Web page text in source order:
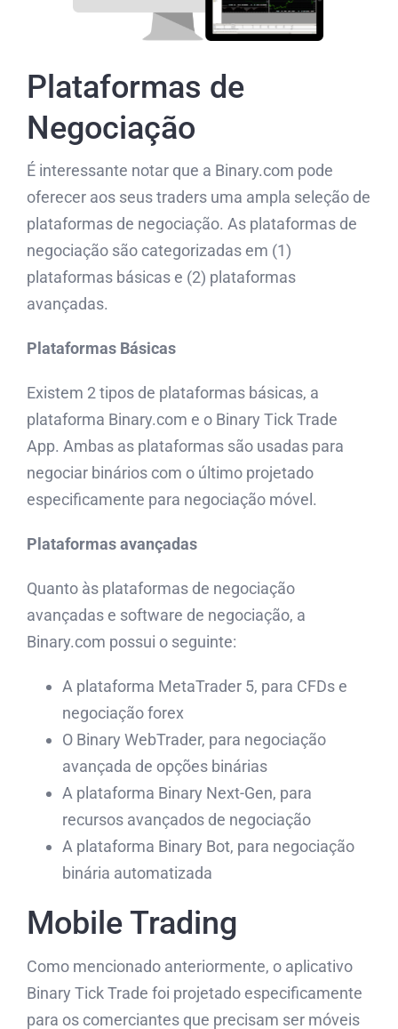
Plataformas de
Negociação
É interessante notar que a Binary.com pode
oferecer aos seus traders uma ampla seleção de
plataformas de negociação. As plataformas de
negociação são categorizadas em (1)
plataformas básicas e (2) plataformas
avançadas.
Plataformas Básicas
Existem 2 tipos de plataformas básicas, a
plataforma Binary.com e o Binary Tick Trade
App. Ambas as plataformas são usadas para
negociar binários com o último projetado
especificamente para negociação móvel.
Plataformas avançadas
Quanto às plataformas de negociação
avançadas e software de negociação, a
Binary.com possui o seguinte:
A plataforma MetaTrader 5, para CFDs e
negociação forex
O Binary WebTrader, para negociação
avançada de opções binárias
A plataforma Binary Next-Gen, para
recursos avançados de negociação
A plataforma Binary Bot, para negociação
binária automatizada
Mobile Trading
Como mencionado anteriormente, o aplicativo
Binary Tick Trade foi projetado especificamente
para os comerciantes que precisam ser móveis